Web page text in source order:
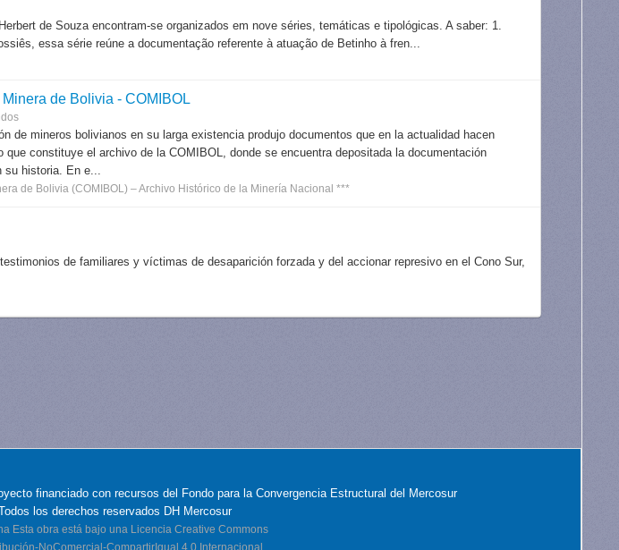
de Souza encontram-se organizados em nove séries, temáticas e tipológicas. A saber: 1.
essa série reúne a documentação referente à atuação de Betinho à fren...
de Bolivia - COMIBOL
de mineros bolivianos en su larga existencia produjo documentos que en la actualidad hacen
que constituye el archivo de la COMIBOL, donde se encuentra depositada la documentación
su historia. En e...
de Bolivia (COMIBOL) – Archivo Histórico de la Minería Nacional ***
de familiares y víctimas de desaparición forzada y del accionar represivo en el Cono Sur,
financiado con recursos del Fondo para la Convergencia Estructural del Mercosur
los derechos reservados DH Mercosur
Esta obra está bajo una Licencia Creative Commons
NoComercial-CompartirIgual 4.0 Internacional.